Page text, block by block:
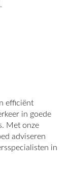
efficiënt
in goede
Met onze
adviseren
in